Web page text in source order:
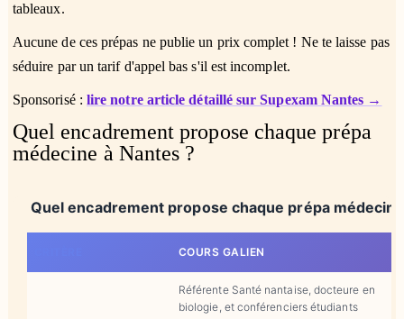
tableaux.
Aucune de ces prépas ne publie un prix complet ! Ne te laisse pas
séduire par un tarif d'appel bas s'il est incomplet.
Sponsorisé : lire notre article détaillé sur Supexam Nantes →
Quel encadrement propose chaque prépa
médecine à Nantes ?
Quel encadrement propose chaque prépa
COURS GALIEN
Référente Santé nantaise, docteure en
biologie, et conférenciers étudiants